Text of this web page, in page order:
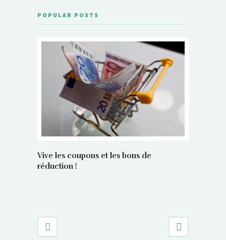
POPULAR POSTS
Vive les coupons et les bons de
réduction !